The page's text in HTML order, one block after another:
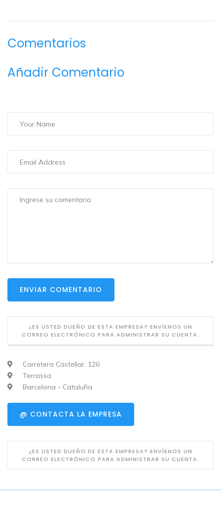
Comentarios
Añadir Comentario
ENVIAR COMENTARIO
¿ES USTED DUEÑO DE ESTA EMPRESA? ENVÍENOS UN
CORREO ELECTRÓNICO PARA ADMINISTRAR SU CUENTA.
Carretera Castellar, 126
Terrassa
Barcelona - Cataluña
@ CONTACTA LA EMPRESA
¿ES USTED DUEÑO DE ESTA EMPRESA? ENVÍENOS UN
CORREO ELECTRÓNICO PARA ADMINISTRAR SU CUENTA.